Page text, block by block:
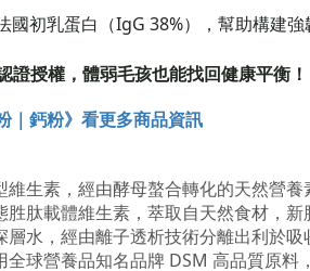
國初乳蛋白（IgG 38%），幫助構建
證授權，體弱毛孩也能找回健康平衡！
｜鈣粉》看更多商品資訊
生素，經由酵母螯合轉化的天然營
肽載體維生素，萃取自天然食材，
水，經由離子透析技術分離出利於
球營養品知名品牌 DSM 高品質原